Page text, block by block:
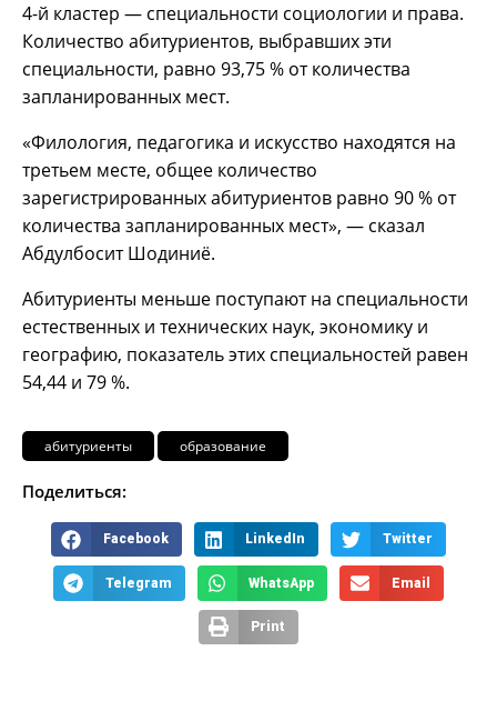
4-й кластер — специальности социологии и права.
Количество абитуриентов, выбравших эти
специальности, равно 93,75 % от количества
запланированных мест.
«Филология, педагогика и искусство находятся на
третьем месте, общее количество
зарегистрированных абитуриентов равно 90 % от
количества запланированных мест», — сказал
Абдулбосит Шодиниё.
Абитуриенты меньше поступают на специальности
естественных и технических наук, экономику и
географию, показатель этих специальностей равен
54,44 и 79 %.
абитуриенты образование
Поделиться:
Facebook LinkedIn Twitter
Telegram WhatsApp Email
Print